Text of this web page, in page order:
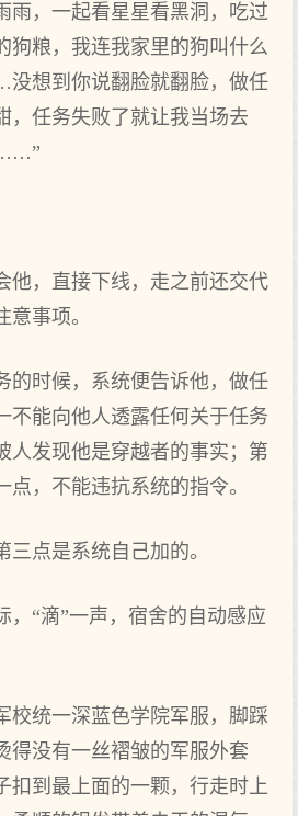
雨，一起看星星看黑洞，吃过
狗粮，我连我家里的狗叫什么
想到你说翻脸就翻脸，做任
，任务失败了就让我当场去
……”
他，直接下线，走之前还交代
事项。
的时候，系统便告诉他，做任
不能向他人透露任何关于任务
人发现他是穿越者的事实；第
点，不能违抗系统的指令。
三点是系统自己加的。
，“滴”一声，宿舍的自动感应
校统一深蓝色学院军服，脚踩
得没有一丝褶皱的军服外套
扣到最上面的一颗，行走时上